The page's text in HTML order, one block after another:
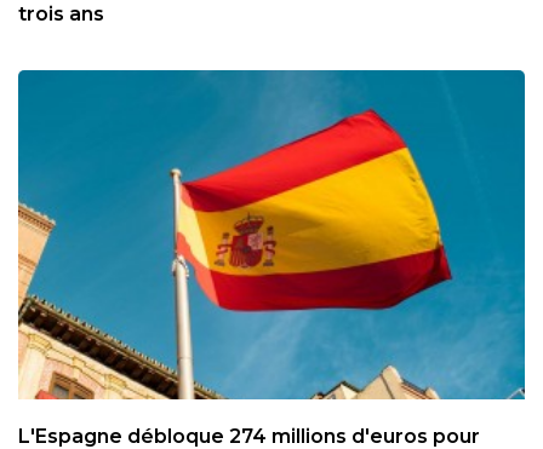
trois ans
L'Espagne débloque 274 millions d'euros pour